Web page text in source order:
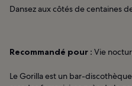
Dansez aux côtés de centaines
Recommandé pour : Vie
Le Gorilla est un bar-